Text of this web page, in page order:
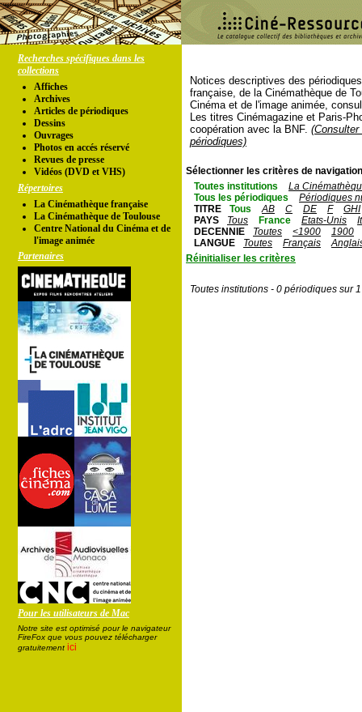
Recherches spécifiques dans les
collections
Affiches
Archives
Articles de périodiques
Dessins
Ouvrages
Photos en accés réservé
Revues de presse
Vidéos (DVD et VHS)
Répertoires
La Cinémathèque française
La Cinémathèque de Toulouse
Centre National du Cinéma et de
l'image animée
Partenaires
Pour les utilisateurs de Mac
Notre site est optimisé pour le navigateur
FireFox que vous pouvez télécharger
gratuitement ici
Notices descriptives des
française, de la Cinémathèque de
Cinéma et de l'image animée,
Les titres Cinémagazine et Paris-
coopération avec la BNF.
périodiques)
Sélectionner les critères de
Toutes institutions
La
Tous les périodiques
Périodiques
TITRE
Tous AB C DE F
GHI
PAYS
Tous France Etats-Unis
DECENNIE
Toutes <1900
1900
LANGUE
Toutes Français
Réinitialiser les critères
Toutes institutions - 0 périodiques sur